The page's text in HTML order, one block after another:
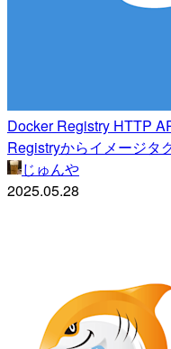
Docker Registry HTTP
Registryからイメージタ
じゅんや
2025.05.28